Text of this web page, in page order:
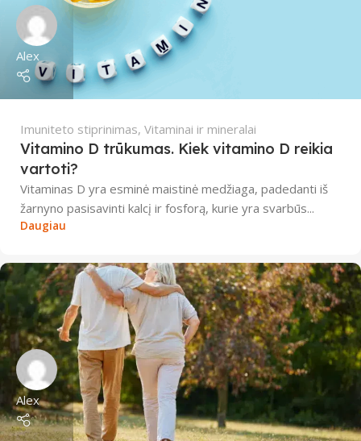
Alex
Imuniteto stiprinimas, Vitaminai ir mineralai
Vitamino D trūkumas. Kiek vitamino D reikia
vartoti?
Vitaminas D yra esminė maistinė medžiaga, padedanti iš
žarnyno pasisavinti kalcį ir fosforą, kurie yra svarbūs...
Daugiau
Alex